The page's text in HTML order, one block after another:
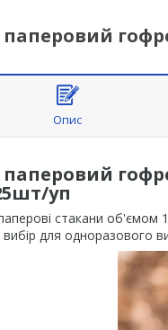
паперовий
Опис
паперовий
уп
стакани об'ємом
для одноразового